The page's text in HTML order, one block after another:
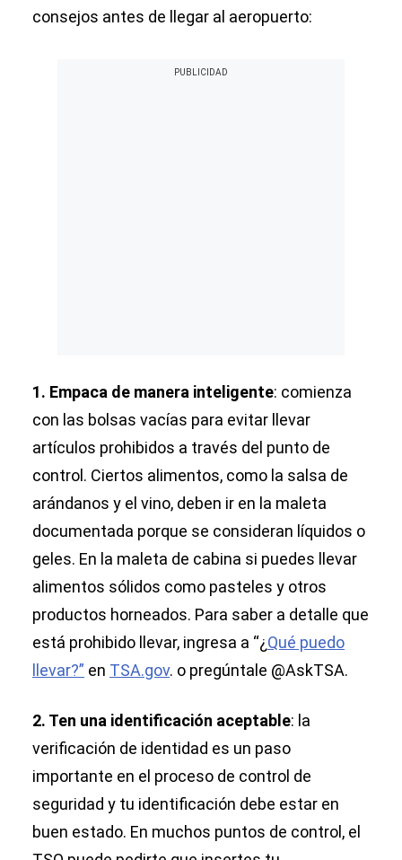
consejos antes de llegar al aeropuerto:
1. Empaca de manera inteligente: comienza
con las bolsas vacías para evitar llevar
artículos prohibidos a través del punto de
control. Ciertos alimentos, como la salsa de
arándanos y el vino, deben ir en la maleta
documentada porque se consideran líquidos o
geles. En la maleta de cabina si puedes llevar
alimentos sólidos como pasteles y otros
productos horneados. Para saber a detalle que
está prohibido llevar, ingresa a “¿Qué puedo
llevar?” en TSA.gov. o pregúntale @AskTSA.
2. Ten una identificación aceptable: la
verificación de identidad es un paso
importante en el proceso de control de
seguridad y tu identificación debe estar en
buen estado. En muchos puntos de control, el